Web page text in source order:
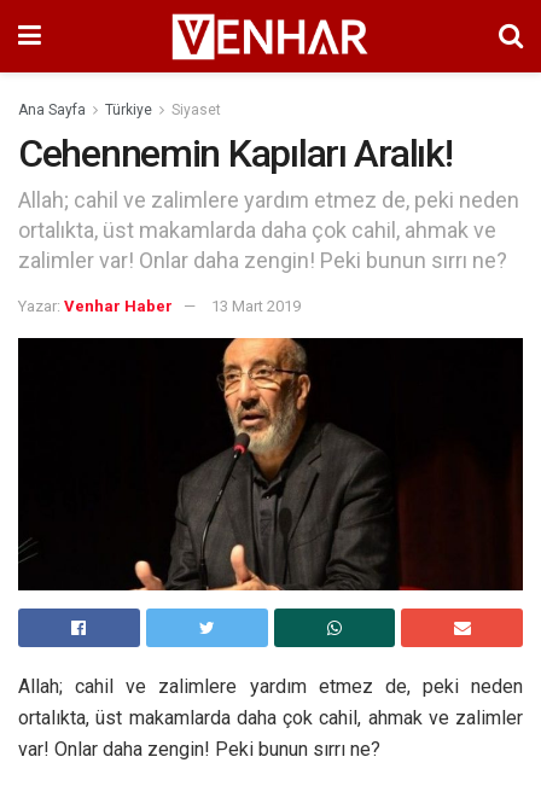
Ana Sayfa Türkiye Siyaset
Cehennemin Kapıları Aralık!
Allah; cahil ve zalimlere yardım etmez de, peki neden
ortalıkta, üst makamlarda daha çok cahil, ahmak ve
zalimler var! Onlar daha zengin! Peki bunun sırrı ne?
Yazar: Venhar Haber 13 Mart 2019
Allah; cahil ve zalimlere yardım etmez de, peki neden
ortalıkta, üst makamlarda daha çok cahil, ahmak ve zalimler
var! Onlar daha zengin! Peki bunun sırrı ne?